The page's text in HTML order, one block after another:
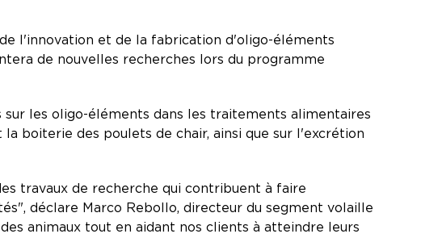
l'innovation et de la fabrication d'oligo-éléments
de nouvelles recherches lors du programme
les oligo-éléments dans les traitements alimentaires
boiterie des poulets de chair, ainsi que sur l'excrétion
travaux de recherche qui contribuent à faire
déclare Marco Rebollo, directeur du segment volaille
animaux tout en aidant nos clients à atteindre leurs